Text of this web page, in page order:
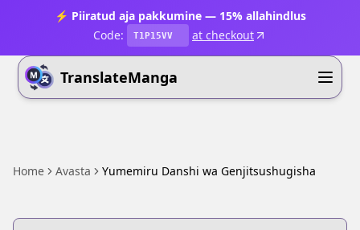
⚡ Piiratud aja pakkumine — 15% allahindlus
Code:
T1P15VV at checkout
TranslateManga
Home Avasta Yumemiru Danshi wa Genjitsushugisha